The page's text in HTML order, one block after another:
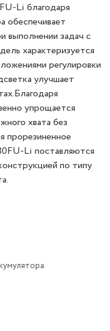
Li благодаря
обеспечивает
выполнении задач с
характеризуется
регулировки
улучшает
упрощается
хвата без
прорезиненное
Li поставляются
по типу